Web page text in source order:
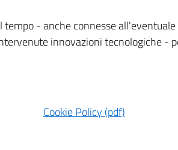
- anche connesse
innovazioni tecnologiche -
Cookie Policy (pdf)